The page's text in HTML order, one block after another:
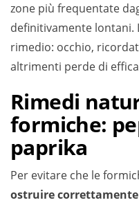
zone più frequentate
definitivamente lontani.
rimedio: occhio,
altrimenti perde di
Rimedi
formiche:
paprika
Per evitare che le
ostruire